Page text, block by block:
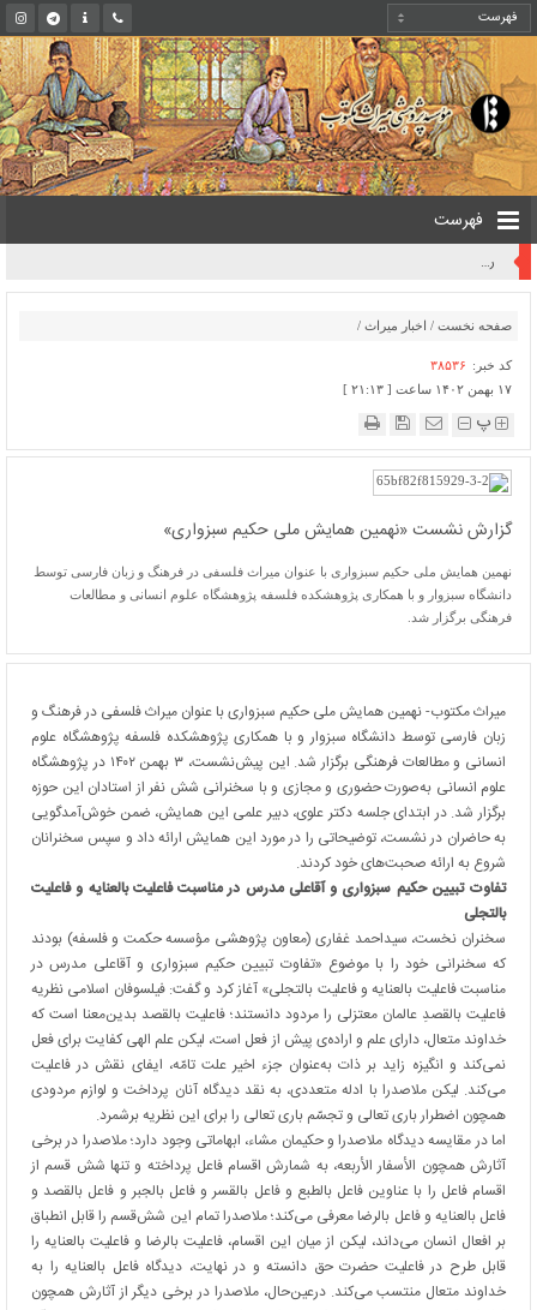
فهرست
رونمایی از اسناد کهن و مکتوب تاریخی آیین اربعین در حرم رضوی
صفحه نخست / اخبار میراث /
کد خبر: ۳۸۵۳۶
۱۷ بهمن ۱۴۰۲ ساعت [ ۲۱:۱۳ ]
پ
گزارش نشست «نهمین همایش ملی حکیم سبزواری»
نهمین همایش ملی حکیم سبزواری با عنوان میراث فلسفی در فرهنگ و زبان فارسی توسط
دانشگاه سبزوار و با همکاری پژوهشکده فلسفه پژوهشگاه علوم انسانی و مطالعات
فرهنگی برگزار شد.
میراث مکتوب- نهمین همایش ملی حکیم سبزواری با عنوان میراث فلسفی در فرهنگ و
زبان فارسی توسط دانشگاه سبزوار و با همکاری پژوهشکده فلسفه پژوهشگاه علوم
انسانی و مطالعات فرهنگی برگزار شد. این پیش‌نشست، ۳ بهمن ۱۴۰۲ در پژوهشگاه
علوم انسانی به‌صورت حضوری و مجازی و با سخنرانی شش نفر از استادان این حوزه
برگزار شد. در ابتدای جلسه دکتر علوی، دبیر علمی این همایش، ضمن خوش‌آمدگویی
به حاضران در نشست، توضیحاتی را در مورد این همایش ارائه داد و سپس سخنرانان
شروع به ارائه صحبت‌های خود کردند.
تفاوت تبیین حکیم سبزواری و آقاعلی مدرس در مناسبت فاعلیت بالعنایه و فاعلیت
بالتجلی
سخنران نخست، سیداحمد غفاری (معاون پژوهشی مؤسسه حکمت و فلسفه) بودند
که سخنرانی خود را با موضوع «تفاوت تبیین حکیم سبزواری و آقاعلی مدرس در
مناسبت فاعلیت بالعنایه و فاعلیت بالتجلی» آغاز کرد و گفت: فیلسوفان اسلامی نظریه
فاعلیت بالقصدِ عالمان معتزلی را مردود دانستند؛ فاعلیت بالقصد بدین‌معنا است که
خداوند متعال، دارای علم و اراده‌ی پیش از فعل است، لیکن علم الهی کفایت برای فعل
نمی‌کند و انگیزه زاید بر ذات به‌عنوان جزء اخیر علت تامّه، ایفای نقش در فاعلیت
می‌کند. لیکن ملاصدرا با ادله متعددی، به نقد دیدگاه آنان پرداخت و لوازم مردودی
همچون اضطرار باری تعالی و تجسّم باری تعالی را برای این نظریه برشمرد.
اما در مقایسه دیدگاه ملاصدرا و حکیمان مشاء، ابهاماتی وجود دارد؛ ملاصدرا در برخی
آثارش همچون الأسفار الأربعه، به شمارش اقسام فاعل پرداخته و تنها شش قسم از
اقسام فاعل را با عناوین فاعل بالطبع و فاعل بالقسر و فاعل بالجبر و فاعل بالقصد و
فاعل بالعنایه و فاعل بالرضا معرفی می‌کند؛ ملاصدرا تمام این شش‌قسم را قابل انطباق
بر افعال انسان می‌داند، لیکن از میان این اقسام، فاعلیت بالرضا و فاعلیت بالعنایه را
قابل طرح در فاعلیت حضرت حق دانسته و در نهایت، دیدگاه فاعل بالعنایه را به
خداوند متعال منتسب می‌کند. درعین‌حال، ملاصدرا در برخی دیگر از آثارش همچون